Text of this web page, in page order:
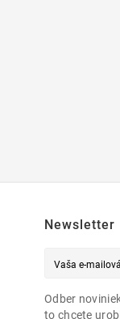
Newsletter
Odber
to chcete